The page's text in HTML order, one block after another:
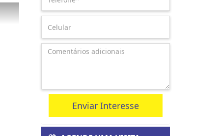
Enviar Interesse